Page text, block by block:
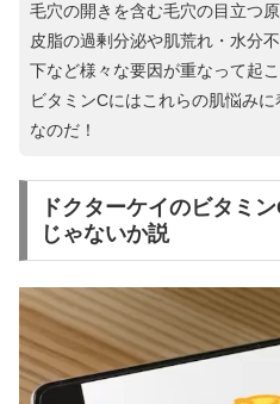
毛穴の開きを含む毛穴の目立つ原
皮脂の過剰分泌や肌荒れ・水分
下など様々な要因が重なって起こ
ビタミンCにはこれらの肌悩み
なのだ！
ドクターケイのビタミ
じゃないか説